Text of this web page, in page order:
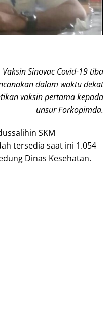
Vaksin Sinovac Covid-19 tiba
dalam waktu dekat
vaksin pertama kepada
unsur Forkopimda.
SKM
tersedia saat ini 1.054
Dinas Kesehatan.